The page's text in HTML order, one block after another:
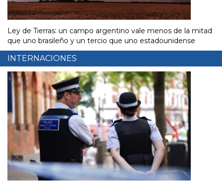
Ley de Tierras: un campo argentino vale menos de la mitad
que uno brasileño y un tercio que uno estadounidense
INTERNACIONES